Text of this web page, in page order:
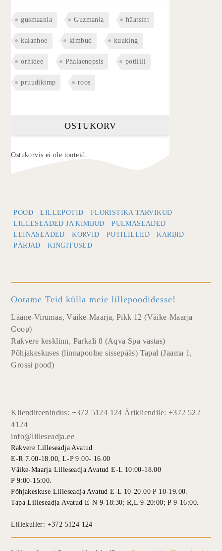
gusmaania Guzmania hüatsint
kalanhoe kimbud kuuking
orhidee Phalaenopsis potilill
pruudikimp roos
OSTUKORV
Ostukorvis ei ole tooteid.
POOD LILLEPOTID
FLORISTIKA TARVIKUD
LILLESEADED JA KIMBUD
PULMASEADED
LEINASEADED
KORVID POTILILLED
KARBID
PÄRJAD
KINGITUSED
Ootame Teid külla meie lillepoodidesse!
Lääne-Virumaa, Väike-Maarja, Pikk 12 (Väike-Maarja
Coop)
Rakvere kesklinn, Parkali 8 (Aqva Spa vastas)
Põhjakeskuses (linnapoolne sissepääs) Tapal (Jaama 1,
Grossi pood)
Klienditeenindus: +372 5124 124 Ärikliendile: +372 522
4124
info@lilleseadja.ee
Rakvere Lilleseadja Avatud
E-R 7.00-18.00, L-P 9.00- 16.00
Väike-Maarja Lilleseadja Avatud E-L 10:00-18.00
P 9:00-15:00.
Põhjakeskuse Lilleseadja Avatud E-L 10-20.00 P 10-19.00.
Tapa Lilleseadja Avatud E-N 9-18:30; R,L 9-20:00; P 9-16:00.
Lillekuller: +372 5124 124